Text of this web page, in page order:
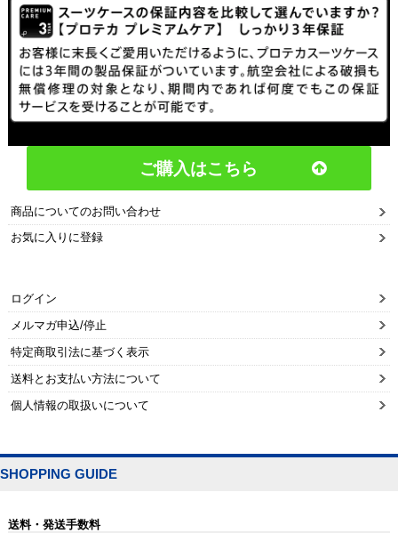
ご購入はこちら
商品についてのお問い合わせ
お気に入りに登録
ログイン
メルマガ申込/停止
特定商取引法に基づく表示
送料とお支払い方法について
個人情報の取扱いについて
SHOPPING GUIDE
送料・発送手数料